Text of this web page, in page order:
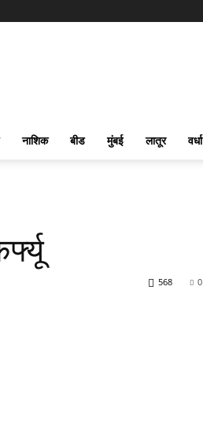
नाशिक बीड मुंबई लातूर वर्धा
0
568